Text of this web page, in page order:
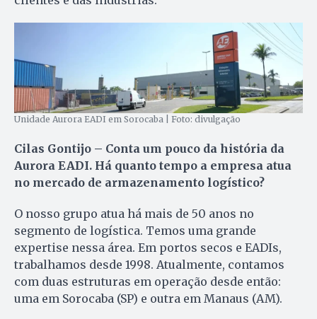
Unidade Aurora EADI em Sorocaba | Foto: divulgação
Cilas Gontijo – Conta um pouco da história da
Aurora EADI. Há quanto tempo a empresa atua
no mercado de armazenamento logístico?
O nosso grupo atua há mais de 50 anos no
segmento de logística. Temos uma grande
expertise nessa área. Em portos secos e EADIs,
trabalhamos desde 1998. Atualmente, contamos
com duas estruturas em operação desde então:
uma em Sorocaba (SP) e outra em Manaus (AM).